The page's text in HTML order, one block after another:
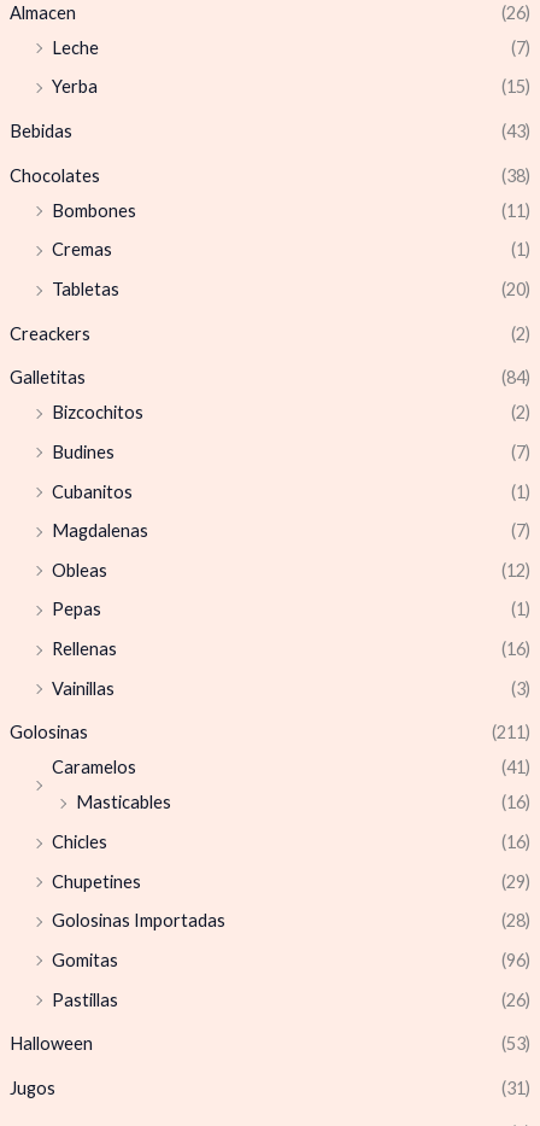
Almacen
(26)
Leche
(7)
Yerba
(15)
Bebidas (43)
Chocolates
(38)
Bombones
(11)
Cremas
(1)
Tabletas
(20)
Creackers (2)
Galletitas
(84)
Bizcochitos
(2)
Budines
(7)
Cubanitos
(1)
Magdalenas
(7)
Obleas
(12)
Pepas
(1)
Rellenas
(16)
Vainillas
(3)
Golosinas
(211)
Caramelos
(41)
Masticables
(16)
Chicles
(16)
Chupetines
(29)
Golosinas Importadas
(28)
Gomitas
(96)
Pastillas
(26)
Halloween (53)
Jugos (31)